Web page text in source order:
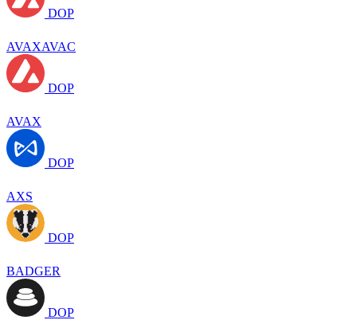
DOP
AVAXAVAC
DOP
AVAX
DOP
AXS
DOP
BADGER
DOP